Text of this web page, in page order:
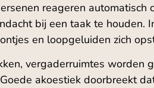
reageren
bij een taak te
en loopgeluiden zich
vergaderruimtes worden
akoestiek doorbreekt